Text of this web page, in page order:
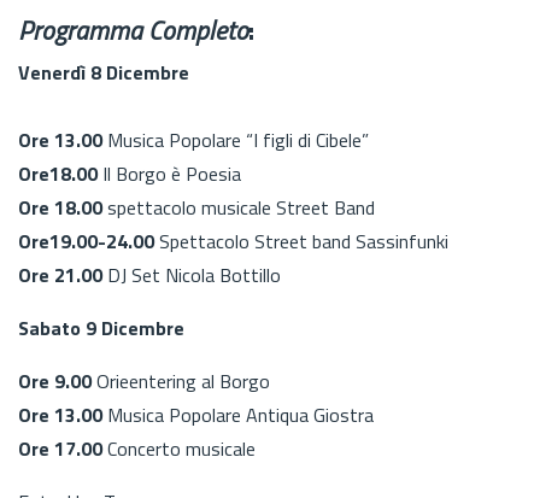
Programma Completo:
Venerdì 8 Dicembre
Ore 13.00Musica Popolare “I figli di Cibele”
Ore18.00Il Borgo è Poesia
Ore 18.00spettacolo musicale Street Band
Ore19.00-24.00Spettacolo Street band Sassinfunki
Ore 21.00DJ Set Nicola Bottillo
Sabato 9 Dicembre
Ore 9.00Orieentering al Borgo
Ore 13.00Musica Popolare Antiqua Giostra
Ore 17.00Concerto musicale